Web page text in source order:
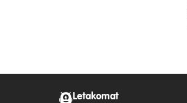
Letakomat